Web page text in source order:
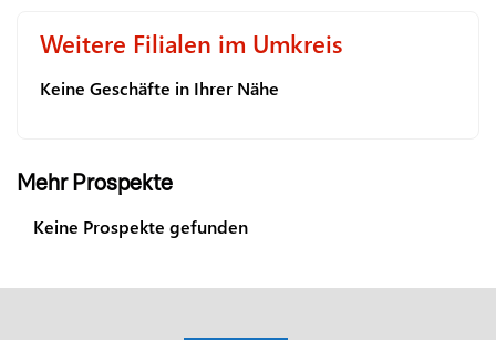
Weitere Filialen im Umkreis
Keine Geschäfte in Ihrer Nähe
Mehr Prospekte
Keine Prospekte gefunden